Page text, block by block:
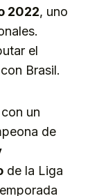
2022, uno
el
Brasil.
un
de
de la Liga